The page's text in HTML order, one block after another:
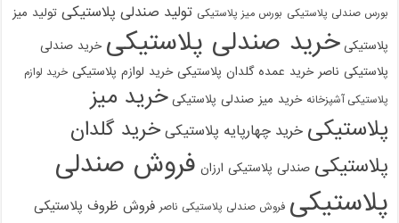
بورس صندلی پلاستیکی بورس میز پلاستیکی تولید صندلی پلاستیکی تولید میز
پلاستیکی خرید صندلی پلاستیکی خرید صندلی
پلاستیکی ناصر خرید عمده گلدان پلاستیکی خرید لوازم پلاستیکی خرید لوازم
پلاستیکی آشپزخانه خرید میز صندلی پلاستیکی خرید میز
پلاستیکی خرید چهارپایه پلاستیکی خرید گلدان
پلاستیکی صندلی پلاستیکی ارزان فروش صندلی
پلاستیکی فروش صندلی پلاستیکی ناصر فروش ظروف پلاستیکی